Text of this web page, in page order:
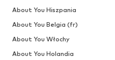
About You Hiszpania
About You Belgia (fr)
About You Włochy
About You Holandia